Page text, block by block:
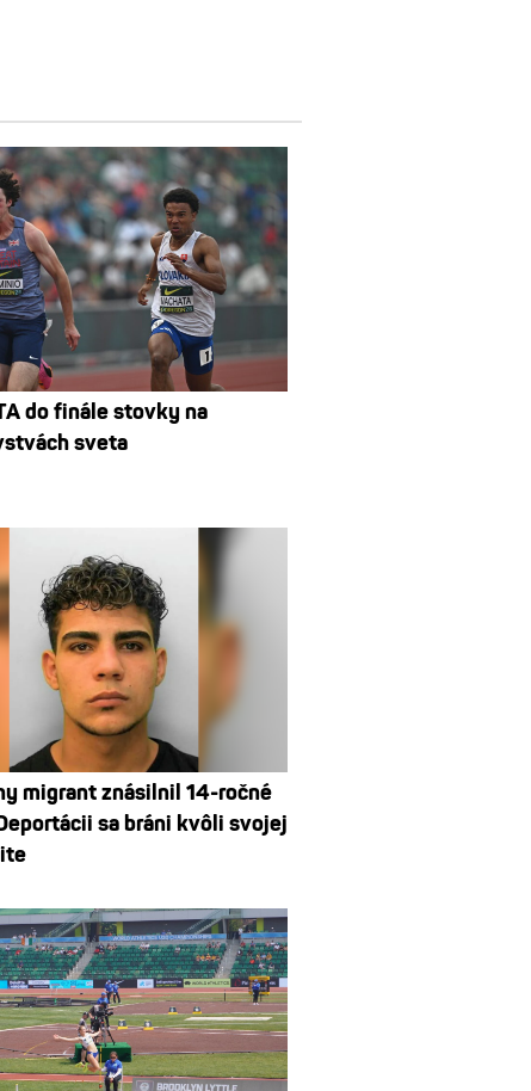
do finále stovky na
sveta
migrant znásilnil 14-ročné
sa bráni kvôli svojej